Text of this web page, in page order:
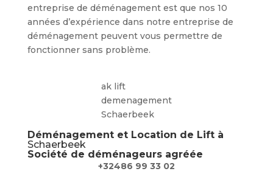
entreprise de déménagement est que nos 10
années d’expérience dans notre entreprise de
déménagement peuvent vous permettre de
fonctionner sans problème.
ak lift
demenagement
Schaerbeek
Déménagement et Location de Lift à
Schaerbeek
Société de déménageurs agréée
+32486 99 33 02